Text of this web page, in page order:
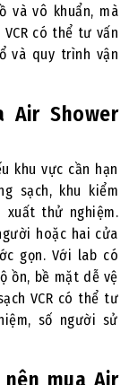
và vô khuẩn, mà
có thể tư vấn
và quy trình vận
Air Shower
khu vực cần hạn
sạch, khu kiểm
xuất thử nghiệm.
hoặc hai cửa
gọn. Với lab có
ồn, bề mặt dễ vệ
VCR có thể tư
số người sử
mua Air